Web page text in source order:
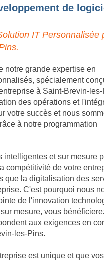
de
IT Personnalisée
notre grande expertise en
spécialement
à Saint-Brevin-les-
des opérations et
votre succès et nous
à notre programmation
intelligentes et sur mesure
compétitivité de votre
que la digitalisation des
C'est pourquoi nous
de l'innovation
mesure, vous
aux exigences en
les-Pins.
est unique et que